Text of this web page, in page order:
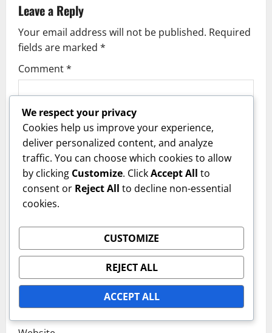
v
i
g
a
t
o
n
Leave a Reply
Your email address will not be published. Required
fields are marked *
Comment*
Email*
We respect your privacy
Cookies help us improve your experience,
deliver personalized content, and analyze
traffic. You can choose which cookies to allow
by clicking Customize. ClickAccept All to
consent or Reject All to decline non-essential
cookies.
CUSTOMIZE
REJECT ALL
ACCEPT ALL